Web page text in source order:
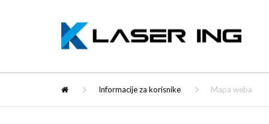
Informacije za korisnike Mapa weba